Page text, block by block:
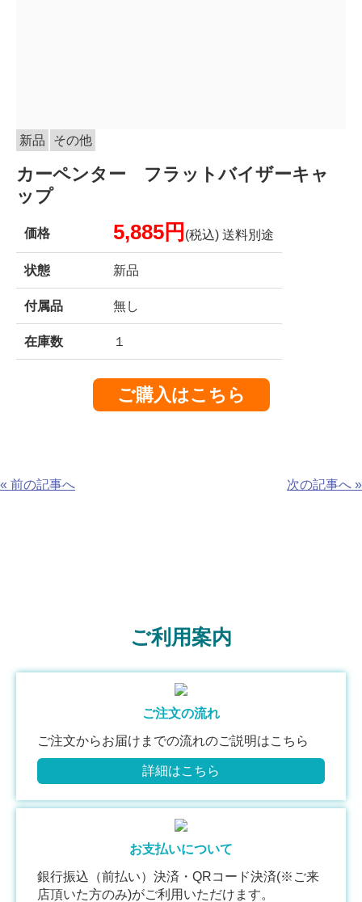
新品 その他
カーペンター フラットバイザーキャ
ップ
価格 5,885円 (税込) 送料別途
状態 新品
付属品 無し
在庫数 １
ご購入はこちら
« 前の記事へ 次の記事へ »
ご利用案内
ご注文の流れ
ご注文からお届けまでの流れのご説明はこちら
詳細はこちら
お支払いについて
銀行振込（前払い）決済・QRコード決済(※ご来
店頂いた方のみ)がご利用いただけます。